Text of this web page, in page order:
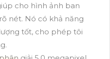
cho hình ảnh ban
nét. Nó có khả năng
tốt, cho phép tôi